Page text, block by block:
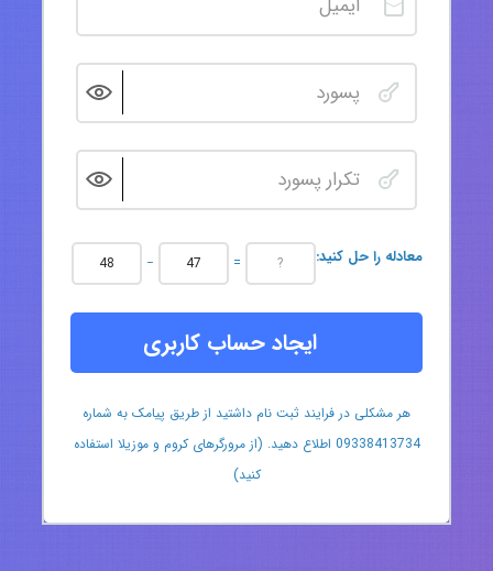
:معادله را حل کنید − =
ایجاد حساب کاربری
هر مشکلی در فرایند ثبت نام داشتید از طریق پیامک به شماره
09338413734 اطلاع دهید. (از مرورگرهای کروم و موزیلا استفاده
کنید)